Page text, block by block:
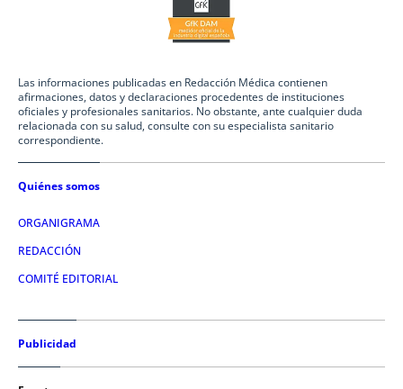
Las informaciones publicadas en Redacción Médica contienen
afirmaciones, datos y declaraciones procedentes de instituciones
oficiales y profesionales sanitarios. No obstante, ante cualquier duda
relacionada con su salud, consulte con su especialista sanitario
correspondiente.
Quiénes somos
ORGANIGRAMA
REDACCIÓN
COMITÉ EDITORIAL
Publicidad